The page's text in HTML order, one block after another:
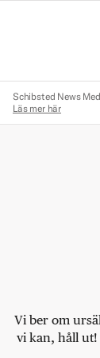
Schibsted News
Läs mer här
Vi ber om
vi kan, håll